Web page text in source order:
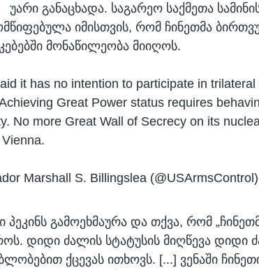
უარი განაცხადა. საგარეო საქმეთა
იმისთვის, რომ ჩინეთმა
მონაწილეობა მიიღოს.
it has no intention to participate in
Great Power status requires
No more Great Wall of Secrecy on its
Marshall S. Billingslea
გამოეხმაურა და თქვა, რომ
დიდი ძალის სტატუსის მიღწევა დიდი
ქცევას ითხოვს. [...] ვენაში